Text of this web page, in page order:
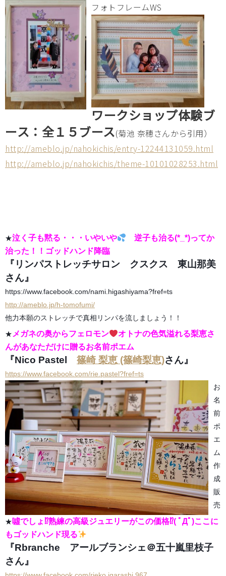
フォトフレームWS
ワークショップ体験ブ
ース：全１５ブース(菊池 奈穂さんから引用）
http://ameblo.jp/nahokichis/entry-12244131059.html
http://ameblo.jp/nahokichis/theme-10101028253.html
★泣く子も黙る・・・いやいや
逆子も治る(*_*)ってか
治った！！ゴッドハンド降臨
『リンパストレッチサロン クスクス 東山那美
さん』
https://www.facebook.com/nami.higashiyama?fref=ts
http://ameblo.jp/h-tomofumi/
他力本願のストレッチで真相リンパを流しましょう！！
★ メガネの奥からフェロモン
オトナの色気溢れる梨恵さ
んがあなただけに贈るお名前ポエム
『Nico Pastel 篠崎 梨恵 (篠崎梨恵)さん』
https://www.facebook.com/rie.pastel?fref=ts
お
名
前
ポ
エ
ム
作
成
販
売
★噓でしょ⁉熟練の高級ジュエリーがこの価格⁉( ﾟДﾟ)ここに
もゴッドハンド現る
『Rbranche アールブランシェ＠五十嵐里枝子
さん』